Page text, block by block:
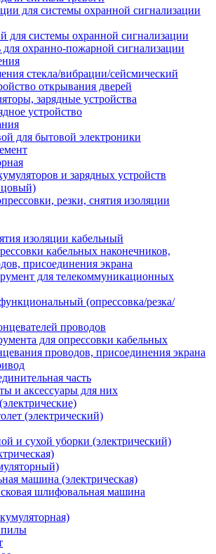
для системы охранной сигнализации
для системы охранной сигнализации
охранно-пожарной сигнализации
стекла/вибрации/сейсмический
открывания дверей
зарядные устройства
устройство
для бытовой электроники
и зарядных устройств
резки, снятия изоляции
изоляции кабельный
кабельных наконечников,
присоединения экрана
для телекоммуникационных
(опрессовка/резка/
проводов
для опрессовки кабельных
проводов, присоединения экрана
часть
и аксессуары для них
(электрический)
и сухой уборки (электрический)
машина (электрическая)
шлифовальная машина
пилы